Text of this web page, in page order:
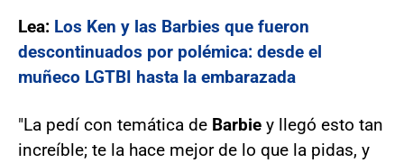
Lea: Los Ken y las Barbies que fueron
descontinuados por polémica: desde el
muñeco LGTBI hasta la embarazada
"La pedí con temática de Barbie y llegó esto tan
increíble; te la hace mejor de lo que la pidas, y